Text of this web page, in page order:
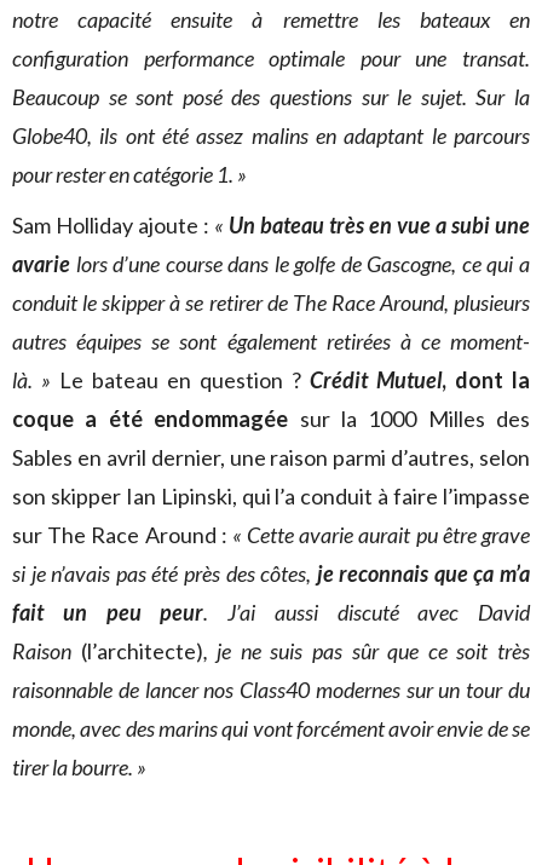
notre capacité ensuite à remettre les bateaux en
configuration performance optimale pour une transat.
Beaucoup se sont posé des questions sur le sujet. Sur la
Globe40, ils ont été assez malins en adaptant le parcours
pour rester en catégorie 1. »
Sam Holliday ajoute : « Un bateau très en vue a subi une
avarie lors d’une course dans le golfe de Gascogne, ce qui a
conduit le skipper à se retirer de The Race Around, plusieurs
autres équipes se sont également retirées à ce moment-
là. » Le bateau en question ? Crédit Mutuel, dont la
coque a été endommagée sur la 1000 Milles des
Sables en avril dernier, une raison parmi d’autres, selon
son skipper Ian Lipinski, qui l’a conduit à faire l’impasse
sur The Race Around : « Cette avarieaurait pu être grave
si je n’avais pas été près des côtes, je reconnais que ça m’a
fait un peu peur. J’ai aussi discuté avec David
Raison (l’architecte), je ne suis pas sûr que ce soit très
raisonnable de lancer nos Class40 modernes sur un tour du
monde, avec des marins qui vont forcément avoir envie de se
tirer la bourre. »